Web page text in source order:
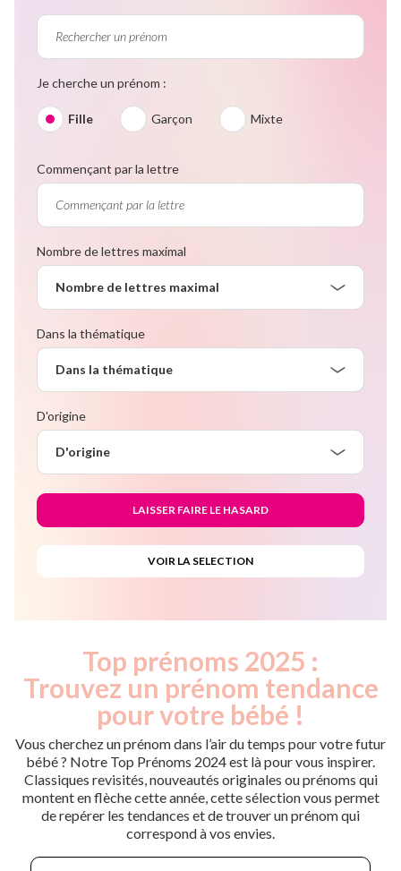
Je cherche un prénom :
Fille Garçon Mixte
Commençant par la lettre
Nombre de lettres maximal
Nombre de lettres maximal
Dans la thématique
Dans la thématique
D'origine
D'origine
Top prénoms 2025 :
Trouvez un prénom tendance
pour votre bébé !
Vous cherchez un prénom dans l’air du temps pour votre futur
bébé ? Notre Top Prénoms 2024 est là pour vous inspirer.
Classiques revisités, nouveautés originales ou prénoms qui
montent en flèche cette année, cette sélection vous permet
de repérer les tendances et de trouver un prénom qui
correspond à vos envies.